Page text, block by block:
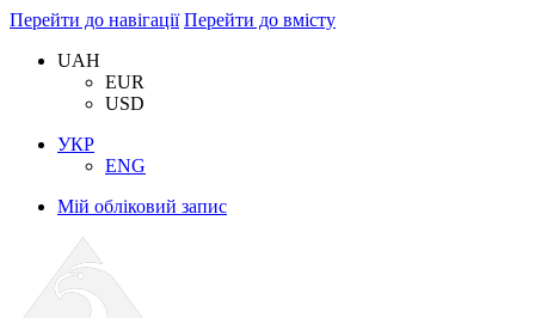
Перейти до навігації Перейти до вмісту
UAH
EUR
USD
УКР
ENG
Мій обліковий запис